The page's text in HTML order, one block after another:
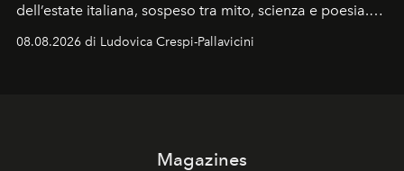
dell’estate italiana, sospeso tra mito, scienza e poesia.
celeste per seguire il passaggio delle
08.08.2026 di Ludovica Crespi-Pallavicini
Magazines